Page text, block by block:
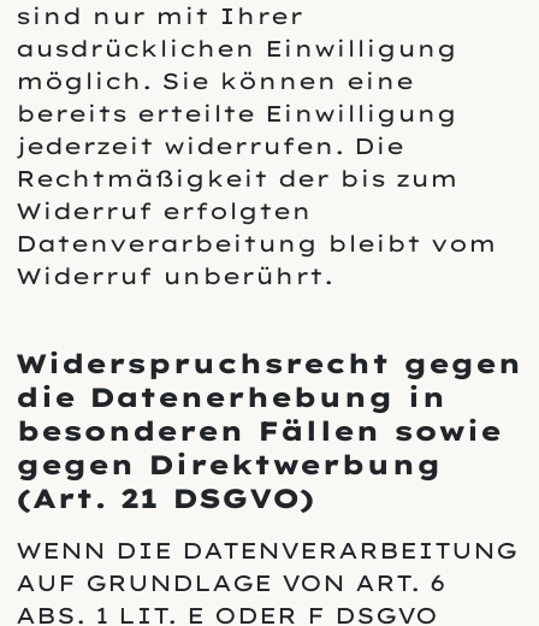
sind nur mit Ihrer
ausdrücklichen Einwilligung
möglich. Sie können eine
bereits erteilte Einwilligung
jederzeit widerrufen. Die
Rechtmäßigkeit der bis zum
Widerruf erfolgten
Datenverarbeitung bleibt vom
Widerruf unberührt.
Widerspruchsrecht gegen
die Datenerhebung in
besonderen Fällen sowie
gegen Direktwerbung
(Art. 21 DSGVO)
WENN DIE DATENVERARBEITUNG
AUF GRUNDLAGE VON ART. 6
ABS. 1 LIT. E ODER F DSGVO